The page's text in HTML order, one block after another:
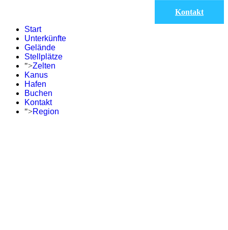
Kontakt
Start
Unterkünfte
Gelände
Stellplätze
">Zelten
Kanus
Hafen
Buchen
Kontakt
">Region